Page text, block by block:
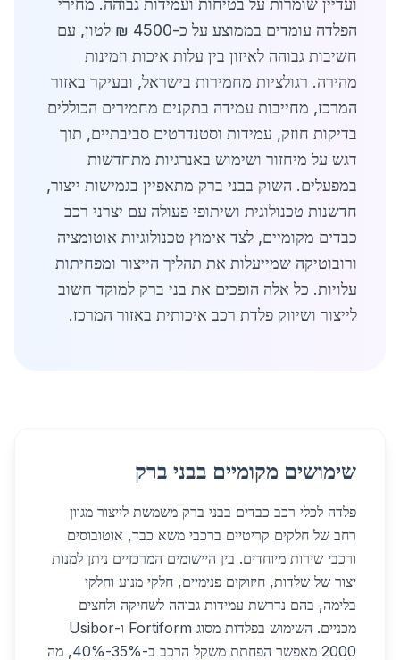
ועדיין שומרות על בטיחות ועמידות גבוהה. מחירי
הפלדה עומדים בממוצע על כ-4500 ₪ לטון, עם
חשיבות גבוהה לאיזון בין עלות איכות וזמינות
מהירה. רגולציות מחמירות בישראל, ובעיקר באזור
המרכז, מחייבות עמידה בתקנים מחמירים הכוללים
בדיקות חוזק, עמידות וסטנדרטים סביבתיים, תוך
דגש על מיחזור ושימוש באנרגיות מתחדשות
במפעלים. השוק בבני ברק מתאפיין בגמישות ייצור,
חדשנות טכנולוגית ושיתופי פעולה עם יצרני רכב
כבדים מקומיים, לצד אימוץ טכנולוגיות אוטומציה
ורובוטיקה שמייעלות את תהליך הייצור ומפחיתות
עלויות. כל אלה הופכים את בני ברק למוקד חשוב
לייצור ושיווק פלדת רכב איכותית באזור המרכז.
שימושים מקומיים בבני ברק
פלדה לכלי רכב כבדים בבני ברק משמשת לייצור מגוון
רחב של חלקים קריטיים ברכבי משא כבד, אוטובוסים
ורכבי שירות מיוחדים. בין היישומים המרכזיים ניתן למנות
יצור של שלדות, חיזוקים פנימיים, חלקי מנוע וחלקי
בלימה, בהם נדרשת עמידות גבוהה לשחיקה ולחצים
מכניים. השימוש בפלדות מסוג Fortiform ו-Usibor
2000 מאפשר הפחתת משקל הרכב ב-35%-40%, מה